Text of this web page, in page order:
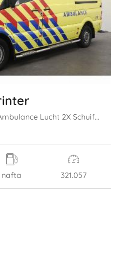
319 CDI V6 7G-Tronic Ambulance Lucht 2X Schuifdeur Cruise
nafta 321.057